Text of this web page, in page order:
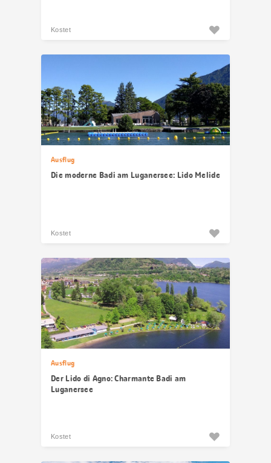
Kostet
Ausflug
Die moderne Badi am Luganersee: Lido Melide
Kostet
Ausflug
Der Lido di Agno: Charmante Badi am
Luganersee
Kostet